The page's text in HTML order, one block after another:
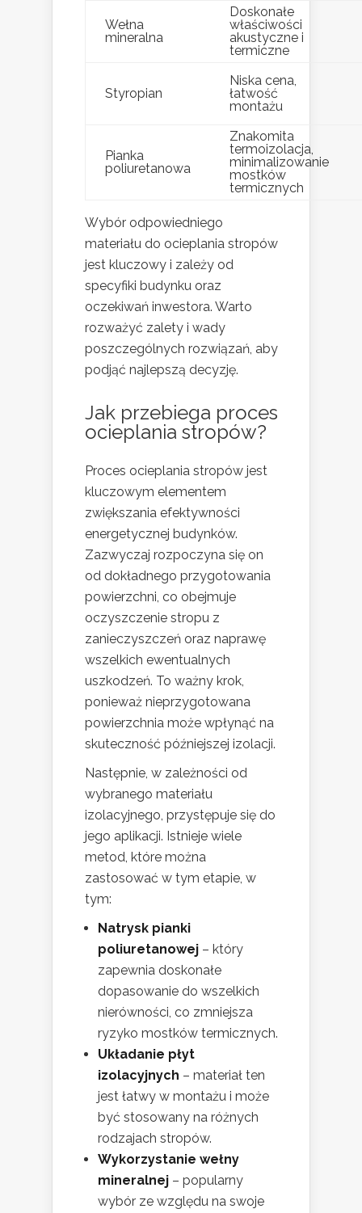
Wełna
mineralna
Doskonałe
właściwości
akustyczne i
termiczne
Styropian
Niska cena,
łatwość
montażu
Pianka
poliuretanowa
Znakomita
termoizolacja,
minimalizowanie
mostków
termicznych
Wybór odpowiedniego
materiału do ocieplania stropów
jest kluczowy i zależy od
specyfiki budynku oraz
oczekiwań inwestora. Warto
rozważyć zalety i wady
poszczególnych rozwiązań, aby
podjąć najlepszą decyzję.
Jak przebiega proces
ocieplania stropów?
Proces ocieplania stropów jest
kluczowym elementem
zwiększania efektywności
energetycznej budynków.
Zazwyczaj rozpoczyna się on
od dokładnego przygotowania
powierzchni, co obejmuje
oczyszczenie stropu z
zanieczyszczeń oraz naprawę
wszelkich ewentualnych
uszkodzeń. To ważny krok,
ponieważ nieprzygotowana
powierzchnia może wpłynąć na
skuteczność późniejszej izolacji.
Następnie, w zależności od
wybranego materiału
izolacyjnego, przystępuje się do
jego aplikacji. Istnieje wiele
metod, które można
zastosować w tym etapie, w
tym:
Natrysk pianki
poliuretanowej – który
zapewnia doskonałe
dopasowanie do wszelkich
nierówności, co zmniejsza
ryzyko mostków termicznych.
Układanie płyt
izolacyjnych – materiał ten
jest łatwy w montażu i może
być stosowany na różnych
rodzajach stropów.
Wykorzystanie wełny
mineralnej – popularny
wybór ze względu na swoje